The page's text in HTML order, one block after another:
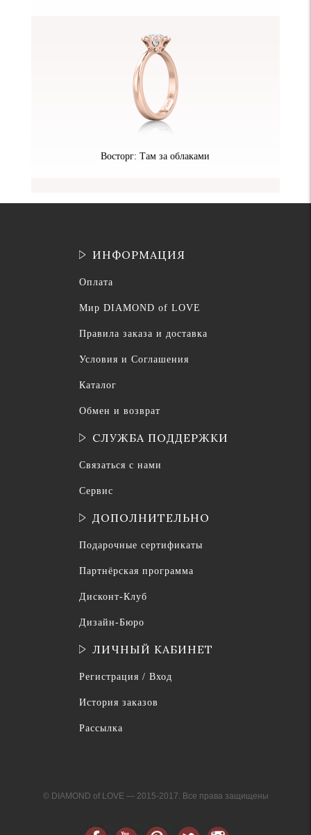
Восторг: Там за облаками
ИНФОРМАЦИЯ
Оплата
Мир DIAMOND of LOVE
Правила заказа и доставка
Условия и Соглашения
Каталог
Обмен и возврат
СЛУЖБА ПОДДЕРЖКИ
Связаться с нами
Сервис
ДОПОЛНИТЕЛЬНО
Подарочные сертификаты
Партнёрская программа
Дисконт-Клуб
Дизайн-Бюро
ЛИЧНЫЙ КАБИНЕТ
Регистрация / Вход
История заказов
Рассылка
© DIAMOND of LOVE — 2015-2017. Все права защищены